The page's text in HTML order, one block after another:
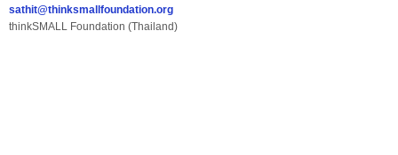
sathit@thinksmallfoundation.org
thinkSMALL Foundation (Thailand)